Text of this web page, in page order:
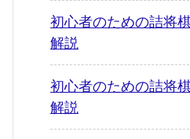
初心者のための詰将
解説
初心者のための詰将
解説